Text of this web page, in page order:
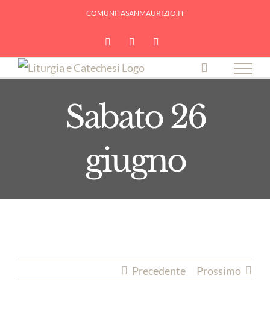
COMUNITASANMAURIZIO.IT
YouTubeFacebook
Sabato 26
giugno
Precedente Prossimo